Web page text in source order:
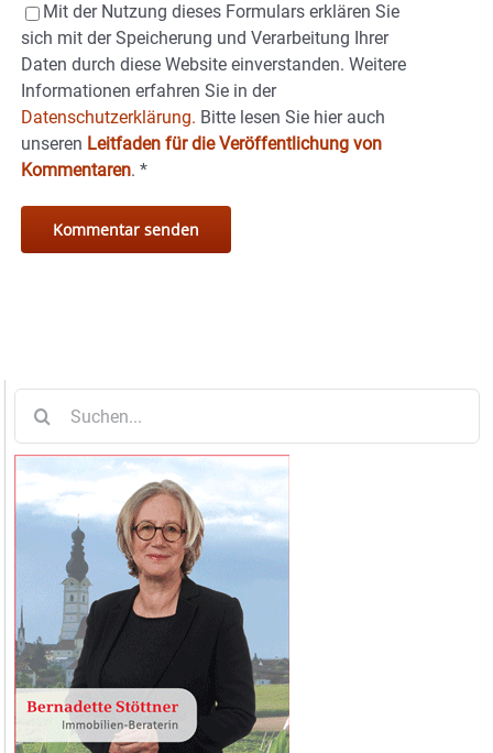
Mit der Nutzung dieses Formulars erklären Sie
sich mit der Speicherung und Verarbeitung Ihrer
Daten durch diese Website einverstanden. Weitere
Informationen erfahren Sie in der
Datenschutzerklärung. Bitte lesen Sie hier auch
unseren Leitfaden für die Veröffentlichung von
Kommentaren. *
nach: